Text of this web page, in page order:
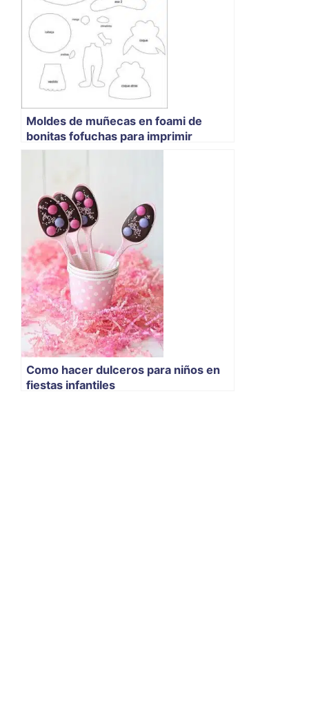
Moldes de muñecas en foami de
bonitas fofuchas para imprimir
Como hacer dulceros para niños en
fiestas infantiles